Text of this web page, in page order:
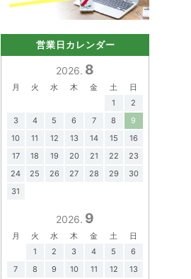
営業日カレンダー
2026. 8
月 火 水 木 金 土
日
1
2
3
4 5 6 7 8
9
10
11 12 13 14 15
16
17
18 19 20 21 22
23
24
25 26 27 28 29
30
31
2026. 9
月 火 水 木 金 土
日
1
2 3 4 5
6
7
8 9 10 11 12 13